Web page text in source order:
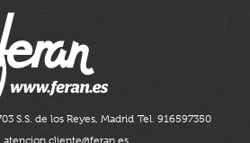
S.S. de los Reyes, Madrid Tel. 916597350